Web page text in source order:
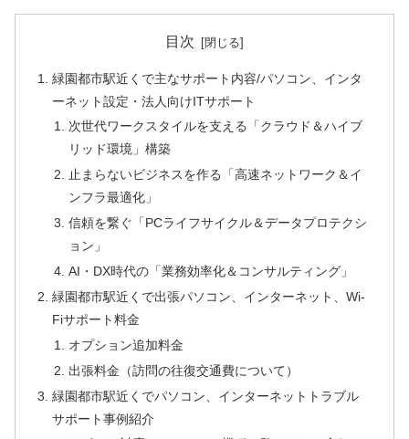
目次
緑園都市駅近くで主なサポート内容/パソコン、インタ
ーネット設定・法人向けITサポート
次世代ワークスタイルを支える「クラウド＆ハイブ
リッド環境」構築
止まらないビジネスを作る「高速ネットワーク＆イ
ンフラ最適化」
信頼を繋ぐ「PCライフサイクル＆データプロテクシ
ョン」
AI・DX時代の「業務効率化＆コンサルティング」
緑園都市駅近くで出張パソコン、インターネット、Wi-
Fiサポート料金
オプション追加料金
出張料金（訪問の往復交通費について）
緑園都市駅近くでパソコン、インターネットトラブル
サポート事例紹介